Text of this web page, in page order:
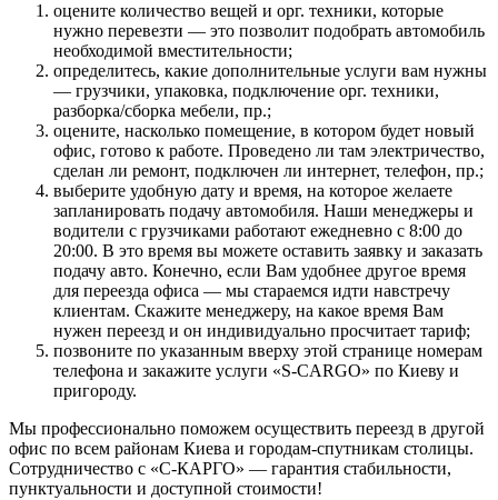
оцените количество вещей и орг. техники, которые
нужно перевезти — это позволит подобрать автомобиль
необходимой вместительности;
определитесь, какие дополнительные услуги вам нужны
— грузчики, упаковка, подключение орг. техники,
разборка/сборка мебели, пр.;
оцените, насколько помещение, в котором будет новый
офис, готово к работе. Проведено ли там электричество,
сделан ли ремонт, подключен ли интернет, телефон, пр.;
выберите удобную дату и время, на которое желаете
запланировать подачу автомобиля. Наши менеджеры и
водители с грузчиками работают ежедневно с 8:00 до
20:00. В это время вы можете оставить заявку и заказать
подачу авто. Конечно, если Вам удобнее другое время
для переезда офиса — мы стараемся идти навстречу
клиентам. Скажите менеджеру, на какое время Вам
нужен переезд и он индивидуально просчитает тариф;
позвоните по указанным вверху этой странице номерам
телефона и закажите услуги «S-CARGO» по Киеву и
пригороду.
Мы профессионально поможем осуществить переезд в другой
офис по всем районам Киева и городам-спутникам столицы.
Сотрудничество с «С-КАРГО» — гарантия стабильности,
пунктуальности и доступной стоимости!